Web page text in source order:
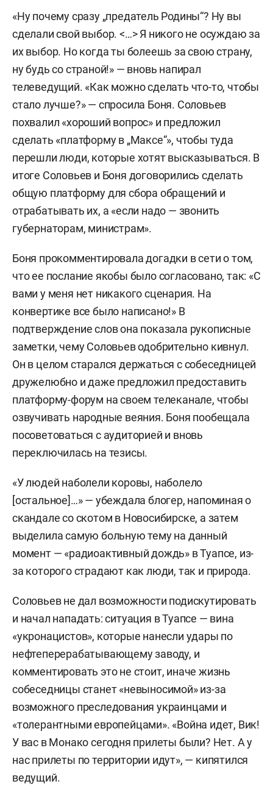
«Ну почему сразу „предатель Родины“? Ну вы
сделали свой выбор. <…> Я никого не осуждаю за
их выбор. Но когда ты болеешь за свою страну,
ну будь со страной!» — вновь напирал
телеведущий. «Как можно сделать что-то, чтобы
стало лучше?» — спросила Боня. Соловьев
похвалил «хороший вопрос» и предложил
сделать «платформу в „Максе“», чтобы туда
перешли люди, которые хотят высказываться. В
итоге Соловьев и Боня договорились сделать
общую платформу для сбора обращений и
отрабатывать их, а «если надо — звонить
губернаторам, министрам».
Боня прокомментировала догадки в сети о том,
что ее послание якобы было согласовано, так: «С
вами у меня нет никакого сценария. На
конвертике все было написано!» В
подтверждение слов она показала рукописные
заметки, чему Соловьев одобрительно кивнул.
Он в целом старался держаться с собеседницей
дружелюбно и даже предложил предоставить
платформу-форум на своем телеканале, чтобы
озвучивать народные веяния. Боня пообещала
посоветоваться с аудиторией и вновь
переключилась на тезисы.
«У людей наболели коровы, наболело
[остальное]…» — убеждала блогер, напоминая о
скандале со скотом в Новосибирске, а затем
выделила самую больную тему на данный
момент — «радиоактивный дождь» в Туапсе, из-
за которого страдают как люди, так и природа.
Соловьев не дал возможности подискутировать
и начал нападать: ситуация в Туапсе — вина
«укронацистов», которые нанесли удары по
нефтеперерабатывающему заводу, и
комментировать это не стоит, иначе жизнь
собеседницы станет «невыносимой» из-за
возможного преследования украинцами и
«толерантными европейцами». «Война идет, Вик!
У вас в Монако сегодня прилеты были? Нет. А у
нас прилеты по территории идут», — кипятился
ведущий.